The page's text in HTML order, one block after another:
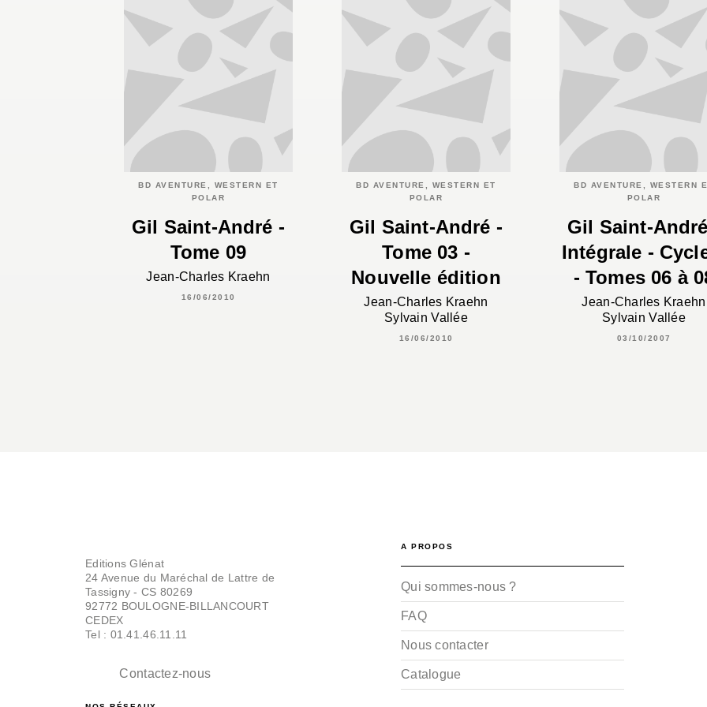
BD AVENTURE, WESTERN ET
POLAR
Gil Saint-André -
Tome 09
Jean-Charles Kraehn
16/06/2010
BD AVENTURE, WESTERN ET
POLAR
Gil Saint-André -
Tome 03 -
Nouvelle édition
Jean-Charles Kraehn
Sylvain Vallée
16/06/2010
BD AVENTURE, WESTERN
POLAR
Gil Saint-
Intégrale -
- Tomes 06 à
Jean-Charles Kraehn
Sylvain Vallée
03/10/2007
Editions Glénat
24 Avenue du Maréchal de Lattre de
Tassigny - CS 80269
92772 BOULOGNE-BILLANCOURT
CEDEX
Tel : 01.41.46.11.11
Contactez-nous
A PROPOS
Qui sommes-nous ?
FAQ
Nous contacter
Catalogue